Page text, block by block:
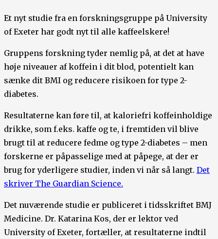
Et nyt studie fra en forskningsgruppe på University
of Exeter har godt nyt til alle kaffeelskere!
Gruppens forskning tyder nemlig på, at det at have
høje niveauer af koffein i dit blod, potentielt kan
sænke dit BMI og reducere risikoen for type 2-
diabetes.
Resultaterne kan føre til, at kaloriefri koffeinholdige
drikke, som f.eks. kaffe og te, i fremtiden vil blive
brugt til at reducere fedme og type 2-diabetes – men
forskerne er påpasselige med at påpege, at der er
brug for yderligere studier, inden vi når så langt. Det
skriver The Guardian Science.
Det nuværende studie er publiceret i tidsskriftet BMJ
Medicine. Dr. Katarina Kos, der er lektor ved
University of Exeter, fortæller, at resultaterne indtil